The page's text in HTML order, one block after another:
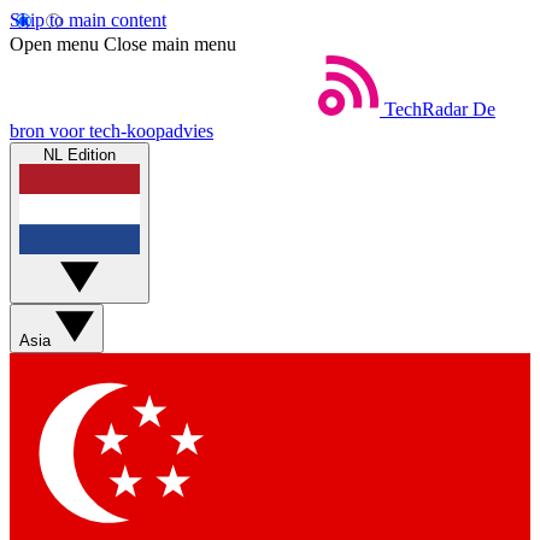
Skip to main content
Open menu Close main menu
TechRadar De
bron voor tech-koopadvies
NL Edition
Asia